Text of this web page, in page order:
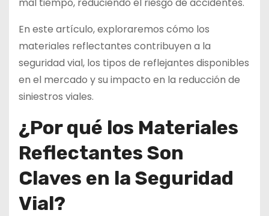
mal tiempo, reduciendo el riesgo de accidentes.
En este artículo, exploraremos cómo los
materiales reflectantes contribuyen a la
seguridad vial, los tipos de reflejantes disponibles
en el mercado y su impacto en la reducción de
siniestros viales.
¿Por qué los Materiales
Reflectantes Son
Claves en la Seguridad
Vial?